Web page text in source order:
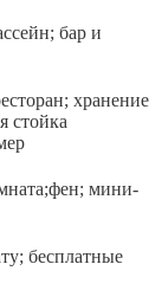
бар и
хранение
стойка
мини-
бесплатные